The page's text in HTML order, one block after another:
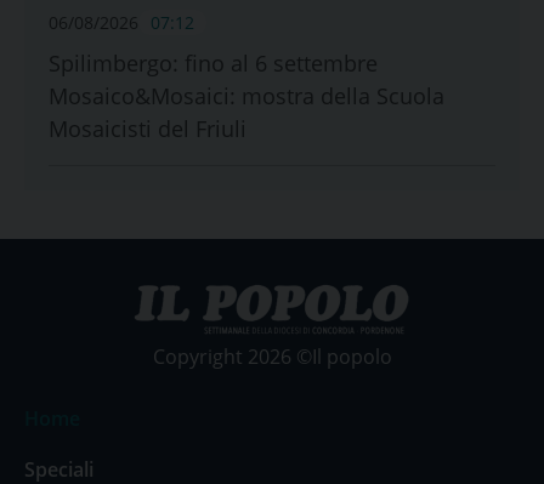
06/08/2026 07:12
Spilimbergo: fino al 6 settembre
Mosaico&Mosaici: mostra della Scuola
Mosaicisti del Friuli
Copyright 2026 ©Il popolo
Speciali